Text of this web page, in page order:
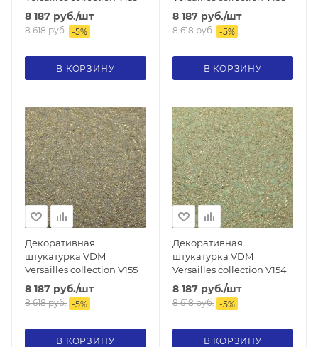
8 187 руб./шт
8 618руб. -5%
В КОРЗИНУ
8 187руб./шт
8 618руб. -5%
В КОРЗИНУ
Декоративная
штукатурка VDM
Versailles collection V155
8 187 руб./шт
8 618руб. -5%
В КОРЗИНУ
Декоративная
штукатурка VDM
Versailles collection V154
8 187руб./шт
8 618руб. -5%
В КОРЗИНУ